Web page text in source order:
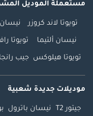
مستعملة الموديل
تويوتا لاند كروزر نيسان
نيسان ألتيما تويوتا
تويوتا هيلوكس جيب
موديلات جديدة شعبية
جيتور T2 نيسان باترول